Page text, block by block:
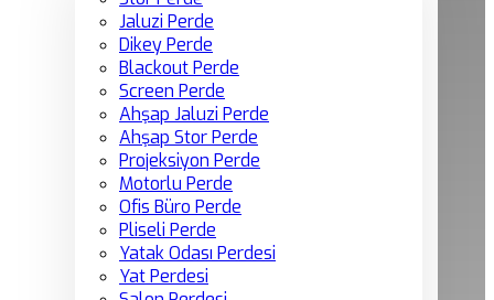
Jaluzi Perde
Dikey Perde
Blackout Perde
Screen Perde
Ahşap Jaluzi Perde
Ahşap Stor Perde
Projeksiyon Perde
Motorlu Perde
Ofis Büro Perde
Pliseli Perde
Yatak Odası Perdesi
Yat Perdesi